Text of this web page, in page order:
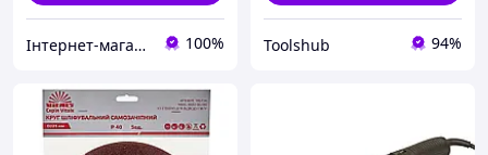
Інтернет-магазин інструментів "R-Tools" 100% Toolshub 94%